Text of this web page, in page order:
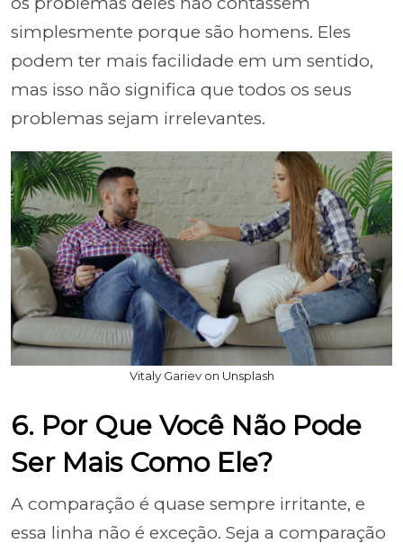
simplesmente porque são homens. Eles
podem ter mais facilidade em um sentido,
mas isso não significa que todos os seus
problemas sejam irrelevantes.
Vitaly Gariev on Unsplash
6. Por Que Você Não Pode
Ser Mais Como Ele?
A comparação é quase sempre irritante, e
essa linha não é exceção. Seja a comparação